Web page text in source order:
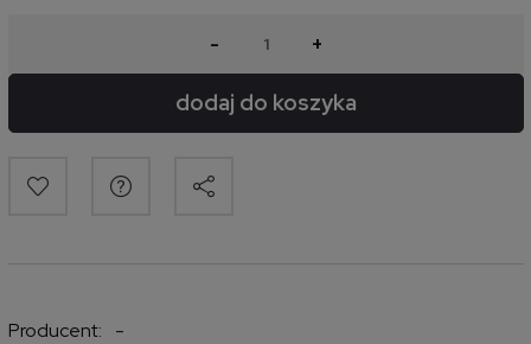
- +
dodaj do koszyka
Producent:
-